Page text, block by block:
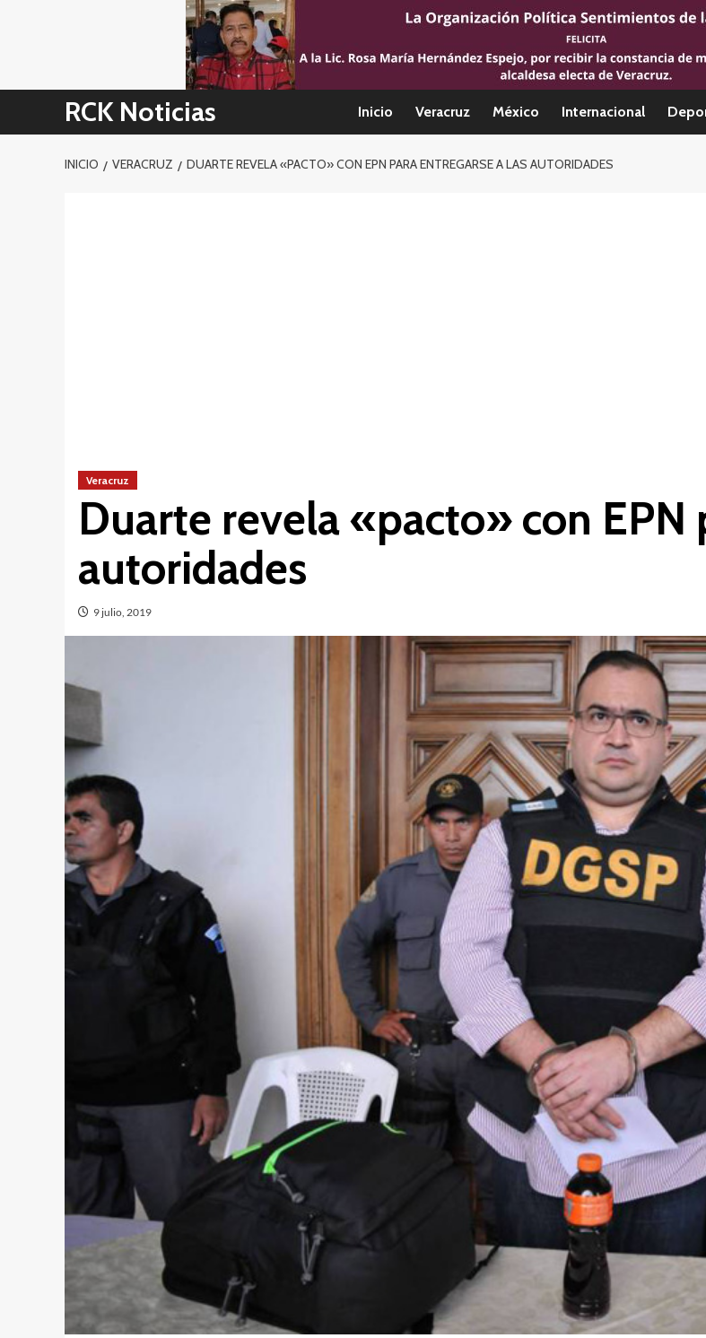
RCK Noticias Inicio Veracruz México Internacional
INICIO VERACRUZ DUARTE REVELA «PACTO» CON EPN PARA ENTREGARSE A LAS AUTORIDADES
Veracruz
Duarte revela «pacto» con EPN
autoridades
9 julio, 2019